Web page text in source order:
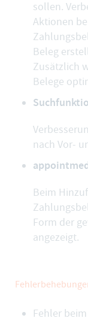
sollen.
Aktionen
Beleg
Zusätzlich
Belege
nach Vor-
Beim
Form der
angezeigt.
Fehler